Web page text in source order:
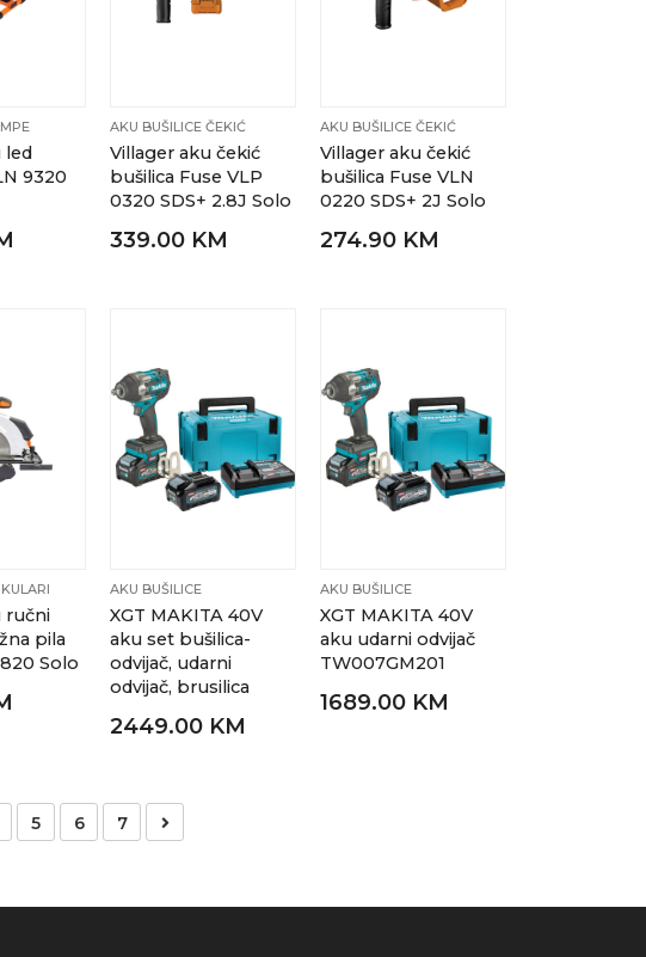
led
9320
AKU BUŠILICE ČEKIĆ
Villager aku čekić
bušilica Fuse VLP
0320 SDS+ 2.8J Solo
339.00 KM
AKU BUŠILICE ČEKIĆ
Villager aku čekić
bušilica Fuse VLN
0220 SDS+ 2J Solo
274.90 KM
ručni
pila
Solo
AKU BUŠILICE
XGT MAKITA 40V
aku set bušilica-
odvijač, udarni
odvijač, brusilica
2449.00 KM
AKU BUŠILICE
XGT MAKITA 40V
aku udarni odvijač
TW007GM201
1689.00 KM
5 6 7